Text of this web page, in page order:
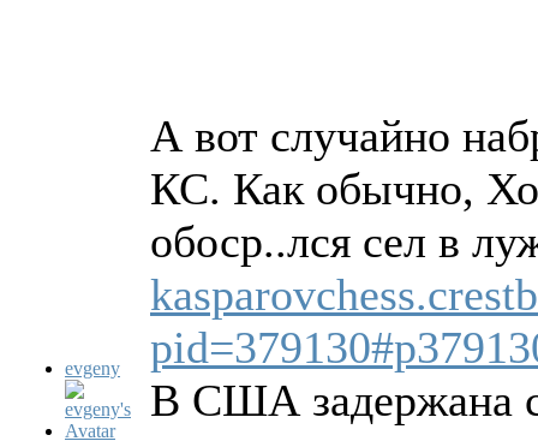
evgeny
А вот случайно
КС. Как обычно,
обоср..лся сел в
В США задержана